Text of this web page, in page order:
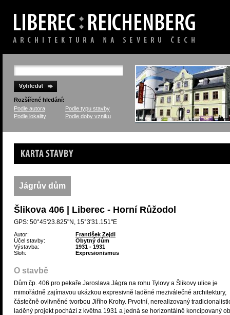
Rozšířené hledání:
Podle autora
Podle typu stavby
Podle lokality
Podle doby vzniku
Karta stavby
Jágrův dům
Šlikova 406 | Liberec - Horní Růžodol
GPS: 50°45'23.825"N, 15°3'31.151"E
Autor:
František Zejdl
Účel stavby:
Obytný dům
Výstavba:
1931 - 1931
Sloh:
Expresionismus
O stavbě
Dům čp. 406 pro pekaře Jaroslava Jágra na rohu Tylovy a Šlikovy ulice je
mimořádně zajímavou ukázkou expresivně laděné meziválečné architektury,
částečně ovlivněné tvorbou Jiřího Krohy. Prvotní, nerealizovaný
laděný projekt pochází z května 1931 a jedná se horizontálně koncipovaný